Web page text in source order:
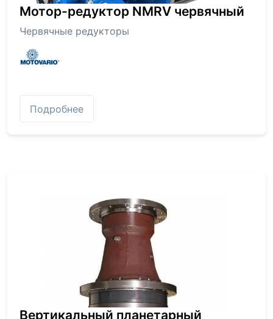
Мотор-редуктор NMRV червячный
Червячные редукторы
Подробнее
Вертикальный планетарный